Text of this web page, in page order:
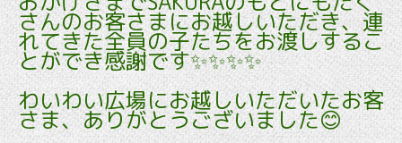
さんのお客さまにお越しいただき、連
れてきた全員の子たちをお渡しするこ
とができ感謝です✨✨✨✨
わいわい広場にお越しいただいたお客
さま、ありがとうございました😊